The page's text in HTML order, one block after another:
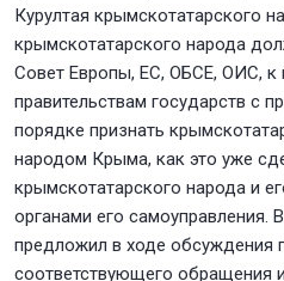
Курултая крымскотатарского
крымскотатарского народа
Совет Европы, ЕС, ОБСЕ, ОИС, к
правительствам государств с
порядке признать
народом Крыма, как это уже
крымскотатарского народа и
органами его самоуправления.
предложил в ходе обсуждения
соответствующего обращения